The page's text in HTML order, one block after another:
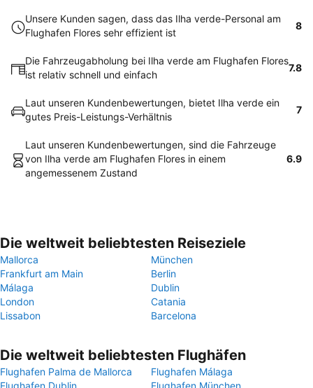
Unsere Kunden sagen, dass das Ilha verde-Personal am
Flughafen Flores sehr effizient ist
8
Die Fahrzeugabholung bei Ilha verde am Flughafen Flores
ist relativ schnell und einfach
7.8
Laut unseren Kundenbewertungen, bietet Ilha verde ein
gutes Preis-Leistungs-Verhältnis
7
Laut unseren Kundenbewertungen, sind die Fahrzeuge
von Ilha verde am Flughafen Flores in einem
angemessenem Zustand
6.9
Die weltweit beliebtesten Reiseziele
Mallorca
München
Frankfurt am Main
Berlin
Málaga
Dublin
London
Catania
Lissabon
Barcelona
Die weltweit beliebtesten Flughäfen
Flughafen Palma de Mallorca
Flughafen Málaga
Flughafen Dublin
Flughafen München